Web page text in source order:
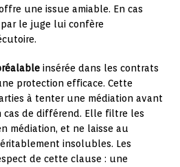
une issue amiable. En cas
par le juge lui confère
insérée dans les contrats
protection efficace. Cette
à tenter une médiation avant
cas de différend. Elle filtre les
médiation, et ne laisse au
insolubles. Les
de cette clause : une